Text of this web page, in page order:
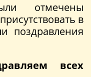
отмечены
в
поздравления
всех